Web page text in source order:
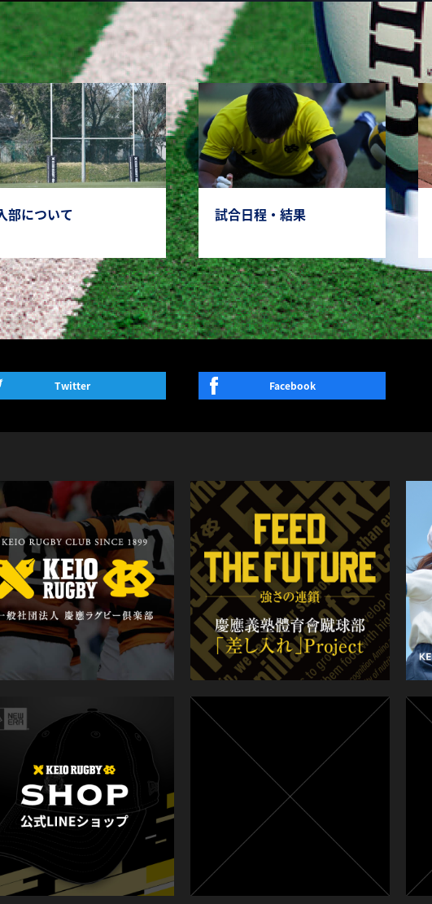
部について 試合日程・結果
Twitter Facebook